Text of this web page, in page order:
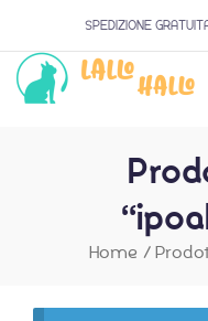
SPEDIZIONE
Home /